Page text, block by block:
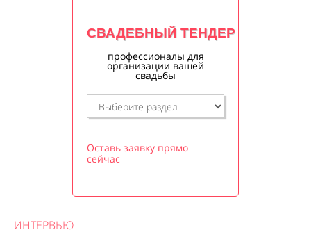
СВАДЕБНЫЙ ТЕНДЕР
профессионалы для
организации вашей
свадьбы
Оставь заявку прямо
сейчас
ИНТЕРВЬЮ